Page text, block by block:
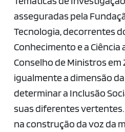
asseguradas pela
Tecnologia, decorrentes
Conhecimento e a Ciência
Conselho de Ministros em
igualmente a dimensão
determinar a Inclusão
suas diferentes
na construção da voz da